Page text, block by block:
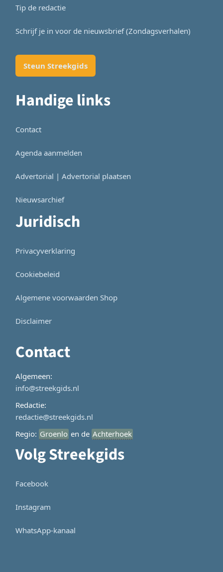
Tip de redactie
Schrijf je in voor de nieuwsbrief (Zondagsverhalen)
Steun Streekgids
Handige links
Contact
Agenda aanmelden
Advertorial | Advertorial plaatsen
Nieuwsarchief
Juridisch
Privacyverklaring
Cookiebeleid
Algemene voorwaarden Shop
Disclaimer
Contact
Algemeen:
info@streekgids.nl
Redactie:
redactie@streekgids.nl
Regio: Groenlo en de Achterhoek
Volg Streekgids
Facebook
Instagram
WhatsApp-kanaal